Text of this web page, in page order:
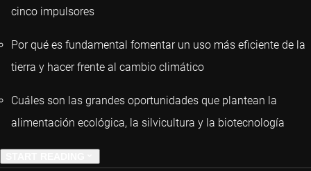
cinco impulsores
Por qué es fundamental fomentar un uso más eficiente de la
tierra y hacer frente al cambio climático
Cuáles son las grandes oportunidades que plantean la
alimentación ecológica, la silvicultura y la biotecnología